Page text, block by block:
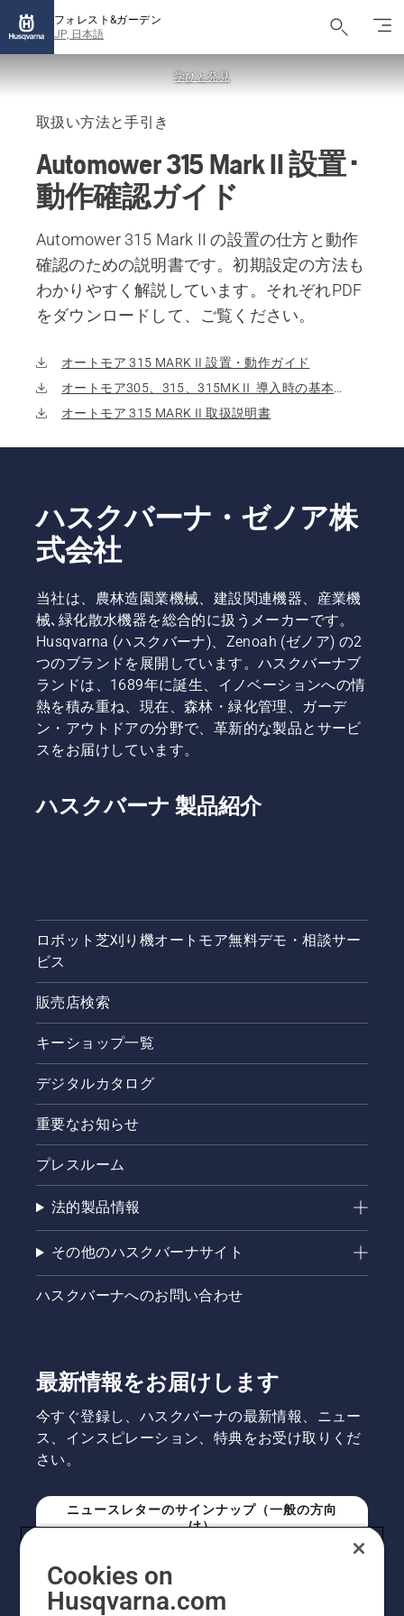
フォレスト&ガーデン
JP, 日本語
学びと発見
取扱い方法と手引き
Automower 315 Mark II 設置･
動作確認ガイド
Automower 315 Mark II の設置の仕方と動作
確認のための説明書です。初期設定の方法も
わかりやすく解説しています。それぞれPDF
をダウンロードして、ご覧ください。
オートモア 315 MARK II 設置・動作ガイド
オートモア305、315、315MKⅡ 導入時の基本操作と初期設定
オートモア 315 MARK II 取扱説明書
ハスクバーナ・ゼノア株
式会社
当社は、農林造園業機械、建設関連機器、産業機
械､緑化散水機器を総合的に扱うメーカーです。
Husqvarna (ハスクバーナ)、Zenoah (ゼノア) の2
つのブランドを展開しています。ハスクバーナブ
ランドは、1689年に誕生、イノベーションへの情
熱を積み重ね、現在、森林・緑化管理、ガーデ
ン・アウトドアの分野で、革新的な製品とサービ
スをお届けしています。
ハスクバーナ 製品紹介
ロボット芝刈り機オートモア無料デモ・相談サー
ビス
販売店検索
キーショップ一覧
デジタルカタログ
重要なお知らせ
プレスルーム
法的製品情報
その他のハスクバーナサイト
ハスクバーナへのお問い合わせ
最新情報をお届けします
今すぐ登録し、ハスクバーナの最新情報、ニュー
ス、インスピレーション、特典をお受け取りくだ
さい。
ニュースレターのサインナップ（一般の方向
け）
ニュースレターのサインアップ（プロの方向
け）
Cookies on
Husqvarna.com